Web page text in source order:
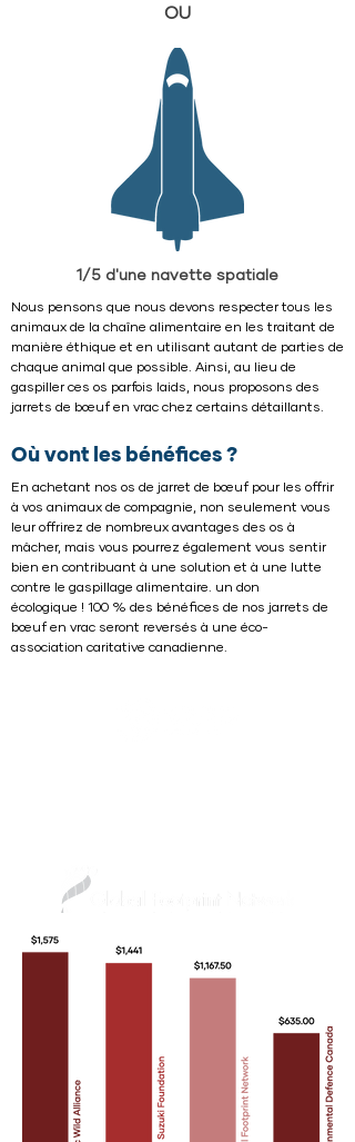
OU
1/5 d'une navette spatiale
Nous pensons que nous devons respecter tous les
animaux de la chaîne alimentaire en les traitant de
manière éthique et en utilisant autant de parties de
chaque animal que possible. Ainsi, au lieu de
gaspiller ces os parfois laids, nous proposons des
jarrets de bœuf en vrac chez certains détaillants.
Où vont les bénéfices ?
En achetant nos os de jarret de bœuf pour les offrir
à vos animaux de compagnie, non seulement vous
leur offrirez de nombreux avantages des os à
mâcher, mais vous pourrez également vous sentir
bien en contribuant à une solution et à une lutte
contre le gaspillage alimentaire. un don
écologique ! 100 % des bénéfices de nos jarrets de
bœuf en vrac seront reversés à une éco-
association caritative canadienne.